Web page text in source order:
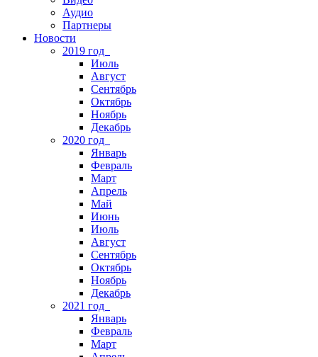
Аудио
Партнеры
Новости
2019 год
Июль
Август
Сентябрь
Октябрь
Ноябрь
Декабрь
2020 год
Январь
Февраль
Март
Апрель
Май
Июнь
Июль
Август
Сентябрь
Октябрь
Ноябрь
Декабрь
2021 год
Январь
Февраль
Март